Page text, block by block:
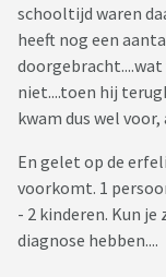
schooltijd waren
heeft nog een
niet....toen hij
kwam dus wel
En gelet op de
voorkomt. 1
- 2 kinderen. Kun
diagnose hebben....